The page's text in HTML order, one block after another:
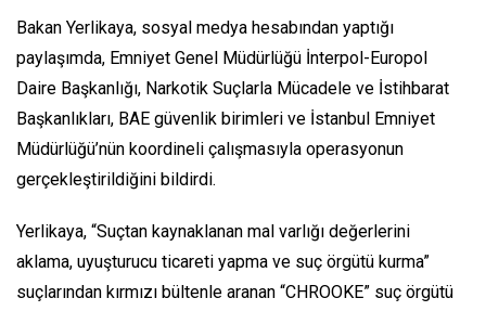
Bakan Yerlikaya, sosyal medya hesabından yaptığı
paylaşımda, Emniyet Genel Müdürlüğü İnterpol-Europol
Daire Başkanlığı, Narkotik Suçlarla Mücadele ve İstihbarat
Başkanlıkları, BAE güvenlik birimleri ve İstanbul Emniyet
Müdürlüğü’nün koordineli çalışmasıyla operasyonun
gerçekleştirildiğini bildirdi.
Yerlikaya, “Suçtan kaynaklanan mal varlığı değerlerini
aklama, uyuşturucu ticareti yapma ve suç örgütü kurma”
suçlarından kırmızı bültenle aranan “CHROOKE” suç örgütü